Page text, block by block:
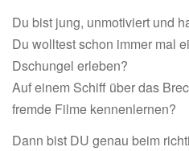
Du bist jung, unmotiviert und
Du wolltest schon immer mal
Dschungel erleben?
Auf einem Schiff über das
fremde Filme kennenlernen?
Dann bist DU genau beim